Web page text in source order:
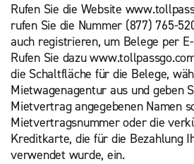
Rufen Sie die Website
rufen Sie die Nummer (877) 765-
auch registrieren, um Belege per
Rufen Sie dazu
die Schaltfläche für die Belege,
Mietwagenagentur aus und geben
Mietvertrag angegebenen Namen
Mietvertragsnummer oder die
Kreditkarte, die für die Bezahlung
verwendet wurde, ein.